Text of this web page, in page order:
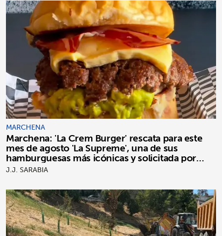
MARCHENA
Marchena: 'La Crem Burger' rescata para este
mes de agosto 'La Supreme', una de sus
hamburguesas más icónicas y solicitada por
clientes
J.J. SARABIA